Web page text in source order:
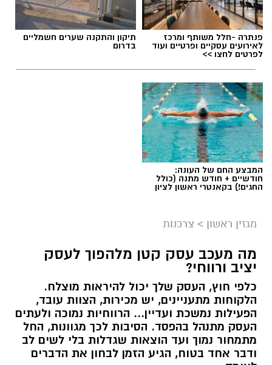
קרדיט תמונה בוסט מדיה
מהו שמאי מקרקעין ומה תפקידו?
שמאי מקרקעין הוא בעל מקצוע המחזיק ברישיון
פנתרה -חלל משותף ומרכז
לאירועים עסקיים ופרטיים ועוד
לפרטים לחצו >>
תיקון והתקנה שערים חשמליים
בדרום
המבצע החם של העונה:
חודשיים + חודש מתנה (כולל
החגים!) בקאנטרי ראשון לציון
מגזין ראשון > צרכנות
מה מעכב עסק קטן מלהפוך לעסק
יציב ורווחי?
כלפי חוץ, העסק שלך יכול להיראות מוצלח.
הלקוחות מתעניינים, יש מכירות, הצוות עובד,
הפעילות נמשכת ועדיין... הרווחיות נמוכה ולעתים
העסק מתנהל בהפסד. הסיבות לכך מגוונות, החל
מתמחור נמוך ועד הוצאות שגדלות בלי לשים לב
ודבר אחד בטוח, הגיע הזמן לבחון את הדברים